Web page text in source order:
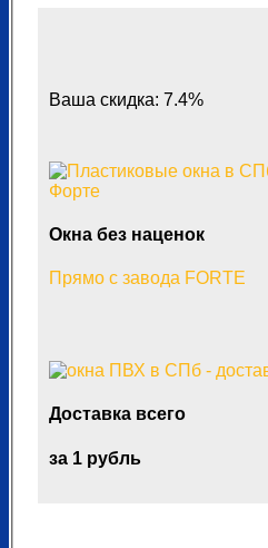
Ваша скидка: 7.4%
Окна без наценок
Прямо с завода FORTE
Доставка всего
за 1 рубль